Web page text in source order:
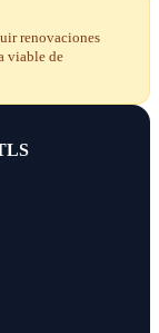
renovaciones
viable de